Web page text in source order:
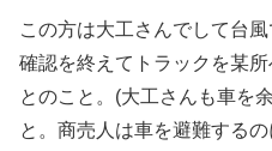
この方は大工さんでして台
確認を終えてトラックを某
とのこと。(大工さんも車を
と。商売人は車を避難する